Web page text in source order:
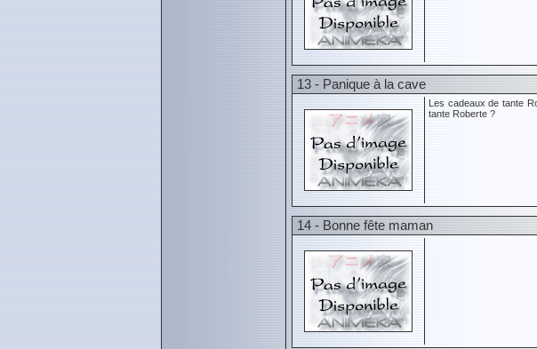
13 - Panique à la cave
Les cadeaux de tante
tante Roberte ?
14 - Bonne fête maman